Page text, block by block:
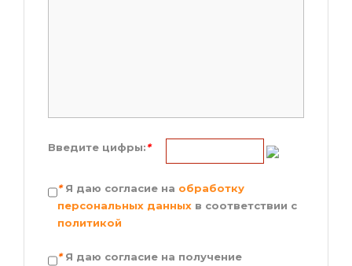
Введите цифры:*
*Я даю согласие на обработку
персональных данных в соответствии с
политикой
*Я даю согласие на получение